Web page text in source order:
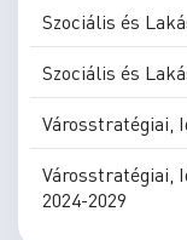
Szociális és
Szociális és
Városstratégiai,
Városstratégiai,
2024-2029